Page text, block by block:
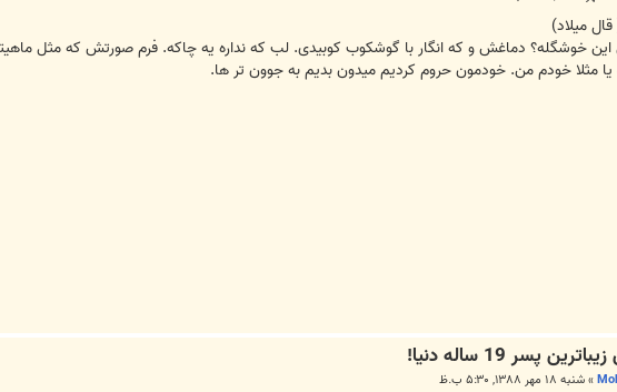
میلاد)
خوشگله؟ دماغش و که انگار با گوشکوب کوبیدی. لب که نداره یه چاکه. فرم صورتش که مثل
یا مثلا خودم من. خودمون حروم کردیم میدون بدیم به جوون تر ها.
»شنبه ۱۸ مهر ۱۳۸۸, ۵:۳۰ ب.ظ